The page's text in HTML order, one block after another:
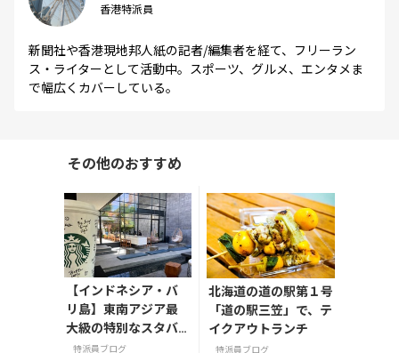
香港特派員
新聞社や香港現地邦人紙の記者/編集者を経て、フリーラン
ス・ライターとして活動中。スポーツ、グルメ、エンタメま
で幅広くカバーしている。
その他のおすすめ
【インドネシア・バ
リ島】東南アジア最
大級の特別なスタバ
「スターバックスリ
特派員ブログ
北海道の道の駅第１号
「道の駅三笠」で、テ
イクアウトランチ
特派員ブログ